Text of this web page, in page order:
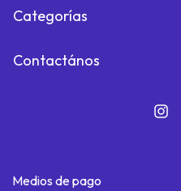
Categorías
Contactános
Medios de pago